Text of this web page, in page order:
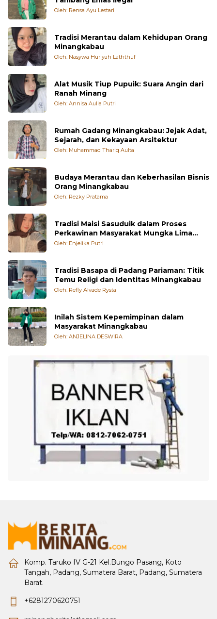
Minangkabau
Oleh: Nasywa Huriyah Laththuf
Ranah Minang
Oleh: Annisa Aulia Putri
Sejarah, dan Kekayaan Arsitektur
Oleh: Muhammad Thariq Aulta
Orang Minangkabau
Oleh: Rezky Pratama
Perkawinan Masyarakat Mungka Lima
Puluh Kota
Oleh: Enjelika Putri
Temu Religi dan Identitas Minangkabau
Oleh: Refly Alvade Rysta
Masyarakat Minangkabau
Oleh: ANJELINA DESWIRA
Komp. Taruko IV G-21 Kel.Bungo Pasang, Koto
Tangah, Padang, Sumatera Barat, Padang, Sumatera
Barat.